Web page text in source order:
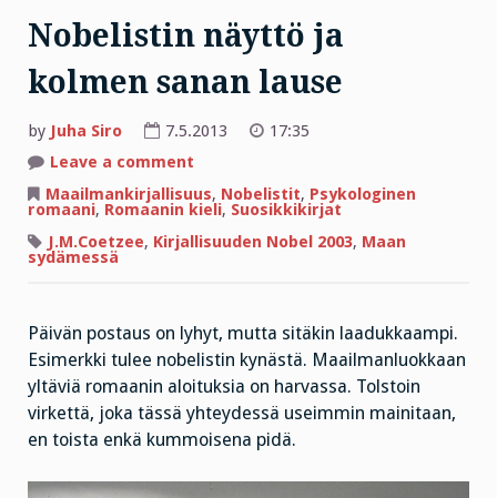
Nobelistin näyttö ja
kolmen sanan lause
by Juha Siro 7.5.2013
17:35
Leave a comment
näyttö
ja
kolmen
sanan
Maailmankirjallisuus, Nobelistit, Psykologinen
romaani, Romaanin kieli, Suosikkikirjat
J.M.Coetzee, Kirjallisuuden Nobel 2003, Maan
sydämessä
Päivän postaus on lyhyt, mutta sitäkin laadukkaampi.
Esimerkki tulee nobelistin kynästä. Maailmanluokkaan
yltäviä romaanin aloituksia on harvassa. Tolstoin
virkettä, joka tässä yhteydessä useimmin mainitaan,
en toista enkä kummoisena pidä.